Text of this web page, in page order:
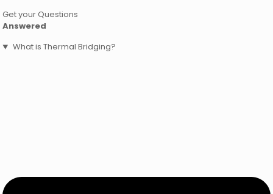
Get your Questions
Answered
What is Thermal Bridging?